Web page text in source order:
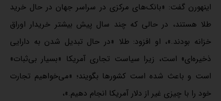
اینهورن گفت: «بانک‌های مرکزی در سراسر جهان در حال خرید
طلا هستند، در حالی که چند سال پیش بیشتر خریدار اوراق
خزانه بودند.»، او افزود: طلا «در حال تبدیل شدن به دارایی
ذخیره‌ای» است، زیرا سیاست تجاری آمریکا «بسیار بی‌ثبات»
است و باعث شده است کشورها بگویند؛ «می‌خواهیم تجارت
خود را با چیزی غیر از دلار آمریکا انجام دهیم.»،